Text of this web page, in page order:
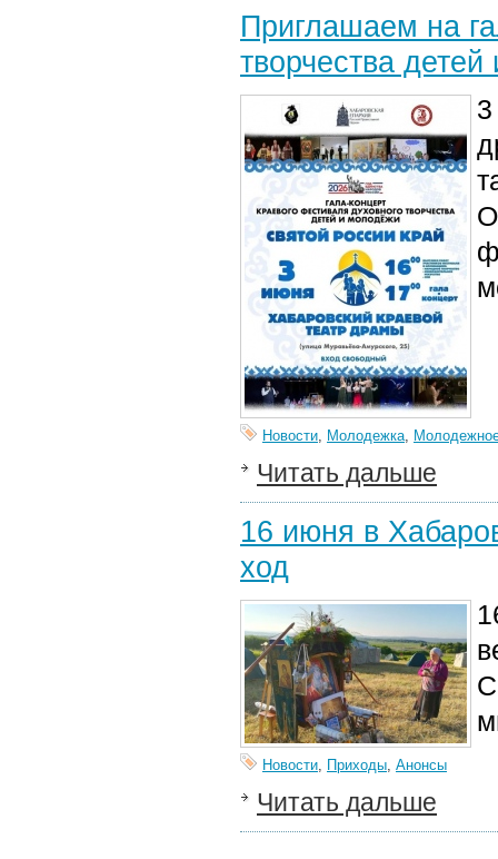
Приглашаем на
творчества
Новости, Молодежка,
Читать дальше
16 июня в
ход
Новости, Приходы, Анонсы
Читать дальше